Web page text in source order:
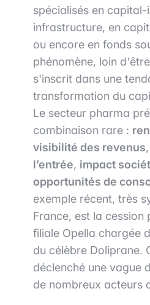
spécialisés en capital-
infrastructure, en
ou encore en fonds
phénomène, loin
s'inscrit dans une
transformation du
Le secteur pharma
combinaison rare :
visibilité des revenus,
l’entrée, impact
opportunités de
exemple récent, très
France, est la cession
filiale Opella chargée
du célèbre Doliprane.
déclenché une vague
de nombreux acteurs